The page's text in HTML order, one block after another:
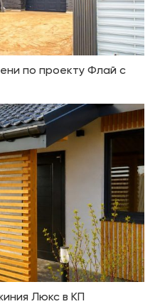
по проекту Флай с
Люкс в КП